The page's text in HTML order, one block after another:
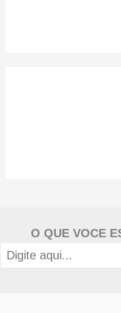
O QUE VOCE